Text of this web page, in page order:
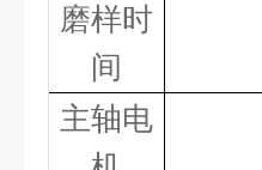
磨样时
间
主轴电